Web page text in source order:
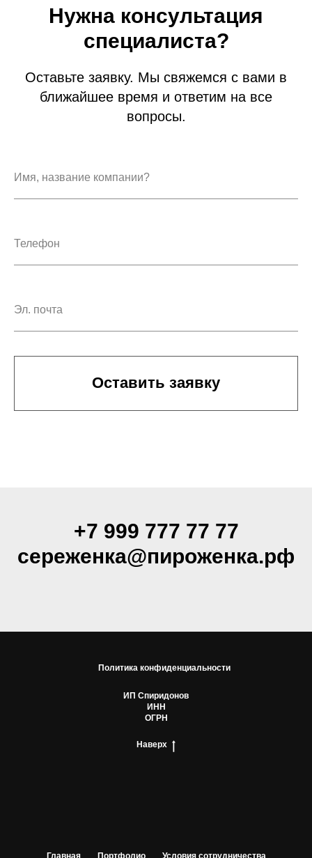
Нужна консультация
специалиста?
Оставьте заявку. Мы свяжемся с вами в
ближайшее время и ответим на все
вопросы.
Оставить заявку
+7 999 777 77 77
сереженка@пироженка.рф
Политика конфиденциальности
ИП Спиридонов
ИНН
ОГРН
Наверх
Главная Портфолио Условия сотрудничества